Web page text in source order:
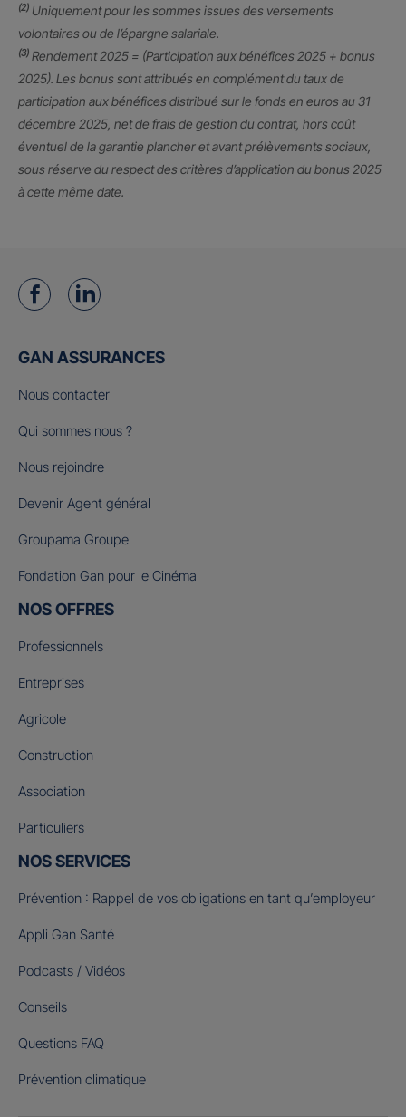
(2) Uniquement pour les sommes issues des versements
volontaires ou de l’épargne salariale.
(3) Rendement 2025 = (Participation aux bénéfices 2025 + bonus
2025). Les bonus sont attribués en complément du taux de
participation aux bénéfices distribué sur le fonds en euros au 31
décembre 2025, net de frais de gestion du contrat, hors coût
éventuel de la garantie plancher et avant prélèvements sociaux,
sous réserve du respect des critères d’application du bonus 2025
à cette même date.
GAN ASSURANCES
Nous contacter
Qui sommes nous ?
Nous rejoindre
Devenir Agent général
Groupama Groupe
Fondation Gan pour le Cinéma
NOS OFFRES
Professionnels
Entreprises
Agricole
Construction
Association
Particuliers
NOS SERVICES
Prévention : Rappel de vos obligations en tant qu’employeur
Appli Gan Santé
Podcasts / Vidéos
Conseils
Questions FAQ
Prévention climatique